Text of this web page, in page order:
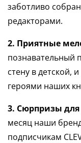
заботливо
редакторами.
2. Приятные
познавательный
стену в детской,
героями наших
3. Сюрпризы для
месяц наши
подписчикам